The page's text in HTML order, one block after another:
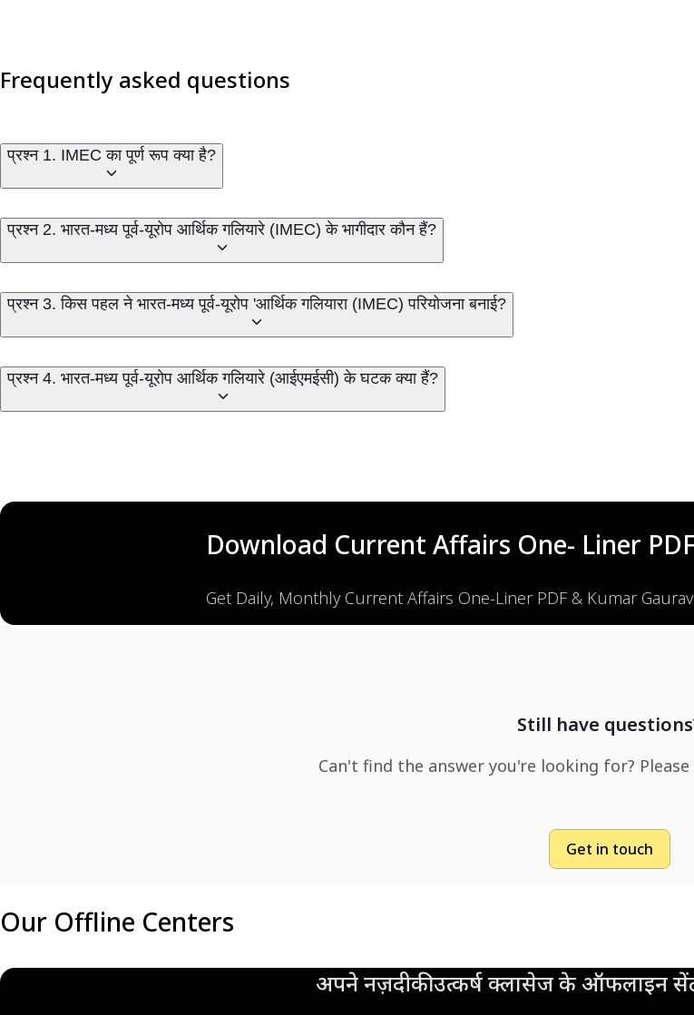
Frequently asked questions
प्रश्न 1. IMEC का पूर्ण रूप क्या है?
प्रश्न 2. भारत-मध्य पूर्व-यूरोप आर्थिक गलियारे (IMEC) के भागीदार कौन हैं?
प्रश्न 3. किस पहल ने भारत-मध्य पूर्व-यूरोप 'आर्थिक गलियारा (IMEC) परियोजना बनाई?
प्रश्न 4. भारत-मध्य पूर्व-यूरोप आर्थिक गलियारे (आईएमईसी) के घटक क्या हैं?
Download Current Affairs One- Liner
Get Daily, Monthly Current Affairs One-Liner PDF & Kumar Gaurav
Still have
Can't find the answer you're looking for?
Get in touch
Our Offline Centers
अपने नज़दीकी उत्कर्ष क्लासेज के ऑफलाइन